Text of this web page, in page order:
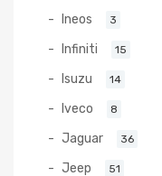
Ineos 3
Infiniti 15
Isuzu 14
Iveco 8
Jaguar 36
Jeep 51